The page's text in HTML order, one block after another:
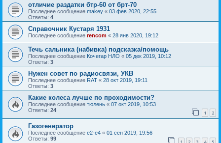
отличие раздатки бтр-60 от брт-70
Последнее сообщение makey « 03 фев 2020, 22:55
Ответы: 4
Справочник Кустаря 1931
Последнее сообщение rencom « 28 янв 2020, 19:12
Течь сальника (набивка) подсказка/помощь
Последнее сообщение Кочегар НЛО « 05 дек 2019, 10:12
Ответы: 3
Нужен совет по радиосвязи, УКВ
Последнее сообщение RAT « 28 окт 2019, 19:11
Ответы: 3
Какие колеса лучше по проходимости?
Последнее сообщение тюлень « 07 окт 2019, 10:53
Ответы: 24 1 2
Газогенератор
Последнее сообщение e2-e4 « 01 сен 2019, 19:56
Ответы: 99 1 2 3 4 5